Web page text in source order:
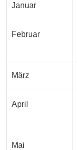
Januar
Februar
März
April
Mai